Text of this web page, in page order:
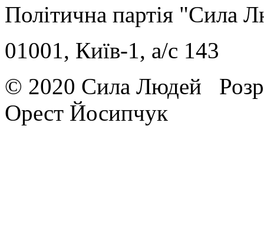
Політична партія "Сила
01001, Київ-1, a/c 143
© 2020 Сила Людей
Орест Йосипчук